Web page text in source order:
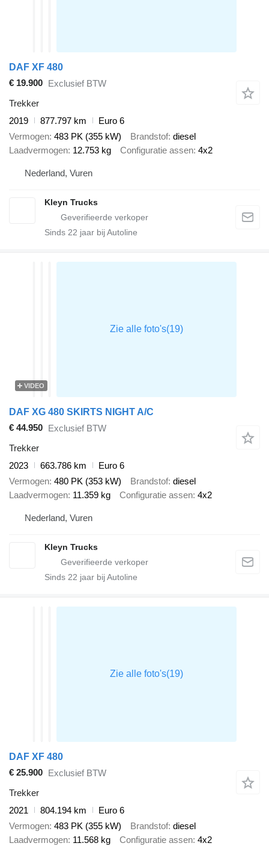
DAF XF 480
€ 19.900 Exclusief BTW
Trekker
2019
877.797 km
Euro 6
Vermogen 483 PK (355 kW) Brandstof diesel
Laadvermogen 12.753 kg Configuratie assen 4x2
Nederland, Vuren
Kleyn Trucks
Sinds 22 jaar bij Autoline
VIDEO
DAF XG 480 SKIRTS NIGHT A/C
€ 44.950 Exclusief BTW
Trekker
2023
663.786 km
Euro 6
Vermogen 480 PK (353 kW) Brandstof diesel
Laadvermogen 11.359 kg Configuratie assen 4x2
Nederland, Vuren
Kleyn Trucks
Sinds 22 jaar bij Autoline
DAF XF 480
€ 25.900 Exclusief BTW
Trekker
2021
804.194 km
Euro 6
Vermogen 483 PK (355 kW) Brandstof diesel
Laadvermogen 11.568 kg Configuratie assen 4x2